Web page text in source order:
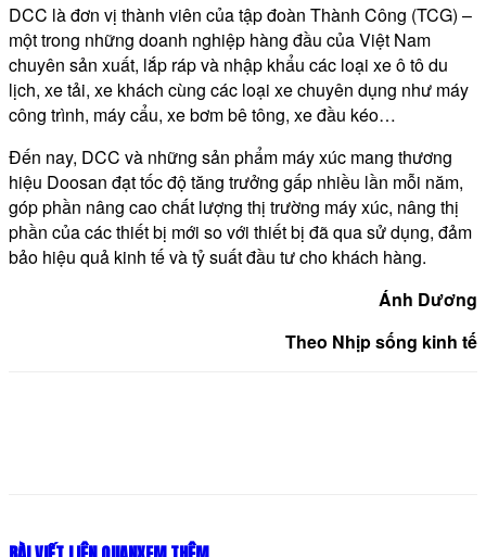
DCC là đơn vị thành viên của tập đoàn Thành Công (TCG) –
một trong những doanh nghiệp hàng đầu của Việt Nam
chuyên sản xuất, lắp ráp và nhập khẩu các loại xe ô tô du
lịch, xe tải, xe khách cùng các loại xe chuyên dụng như máy
công trình, máy cẩu, xe bơm bê tông, xe đầu kéo…
Đến nay, DCC và những sản phẩm máy xúc mang thương
hiệu Doosan đạt tốc độ tăng trưởng gấp nhiều lần mỗi năm,
góp phần nâng cao chất lượng thị trường máy xúc, nâng thị
phần của các thiết bị mới so với thiết bị đã qua sử dụng, đảm
bảo hiệu quả kinh tế và tỷ suất đầu tư cho khách hàng.
Ánh Dương
Theo Nhịp sống kinh tế